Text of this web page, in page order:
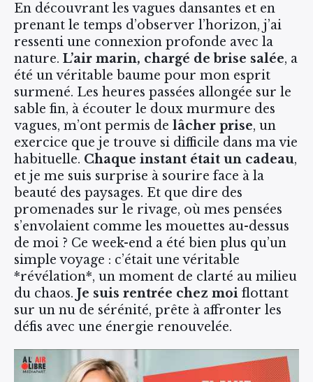
En découvrant les vagues dansantes et en
prenant le temps d’observer l’horizon, j’ai
ressenti une connexion profonde avec la
nature. L’air marin, chargé de brise salée, a
été un véritable baume pour mon esprit
surmené. Les heures passées allongée sur le
sable fin, à écouter le doux murmure des
vagues, m’ont permis de lâcher prise, un
exercice que je trouve si difficile dans ma vie
habituelle. Chaque instant était un cadeau,
et je me suis surprise à sourire face à la
beauté des paysages. Et que dire des
promenades sur le rivage, où mes pensées
s’envolaient comme les mouettes au-dessus
de moi ? Ce week-end a été bien plus qu’un
simple voyage : c’était une véritable
*révélation*, un moment de clarté au milieu
du chaos. Je suis rentrée chez moi flottant
sur un nu de sérénité, prête à affronter les
défis avec une énergie renouvelée.